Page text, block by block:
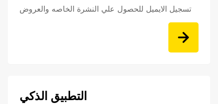
تسجيل الايميل للحصول علي النشرة الخاصه والعروض
التطبيق الذكي